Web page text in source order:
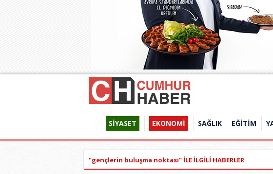
SİYASET EKONOMİ SAĞLIK EĞİTİM
"gençlerin buluşma noktası" İLE İLGİLİ HABERLER